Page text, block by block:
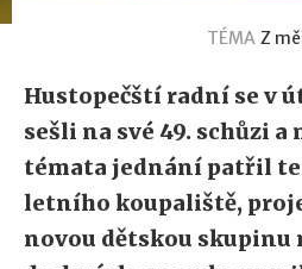
TÉMA Z
Hustopečští radní se v
sešli na své 49. schůzi
témata jednání patřil
letního koupaliště,
novou dětskou skupinu